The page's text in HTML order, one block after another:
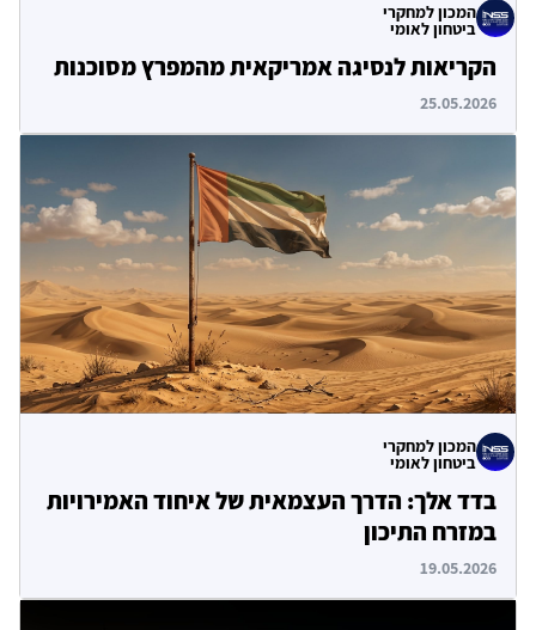
המכון למחקרי
ביטחון לאומי
הקריאות לנסיגה אמריקאית מהמפרץ מסוכנות
25.05.2026
המכון למחקרי
ביטחון לאומי
בדד אלך: הדרך העצמאית של איחוד האמירויות
במזרח התיכון
19.05.2026